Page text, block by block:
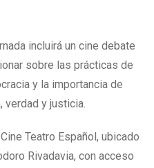
incluirá un cine debate
sobre las prácticas de
y la importancia de
verdad y justicia.
Teatro Español, ubicado
Rivadavia, con acceso